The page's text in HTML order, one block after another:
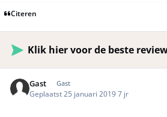
Citeren
Klik hier voor de beste
Gast Gast
Geplaatst 25 januari 20197 jr